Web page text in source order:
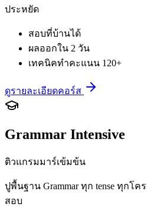
ประหยัด
สอบที่บ้านได้
ผลออกใน 2 วัน
เทคนิคทำคะแนน 120+
ดูรายละเอียดคอร์ส
Grammar Intensive
ติวแกรมมาร์เข้มข้น
ปูพื้นฐาน Grammar ทุก tense ทุกโ
สอบ